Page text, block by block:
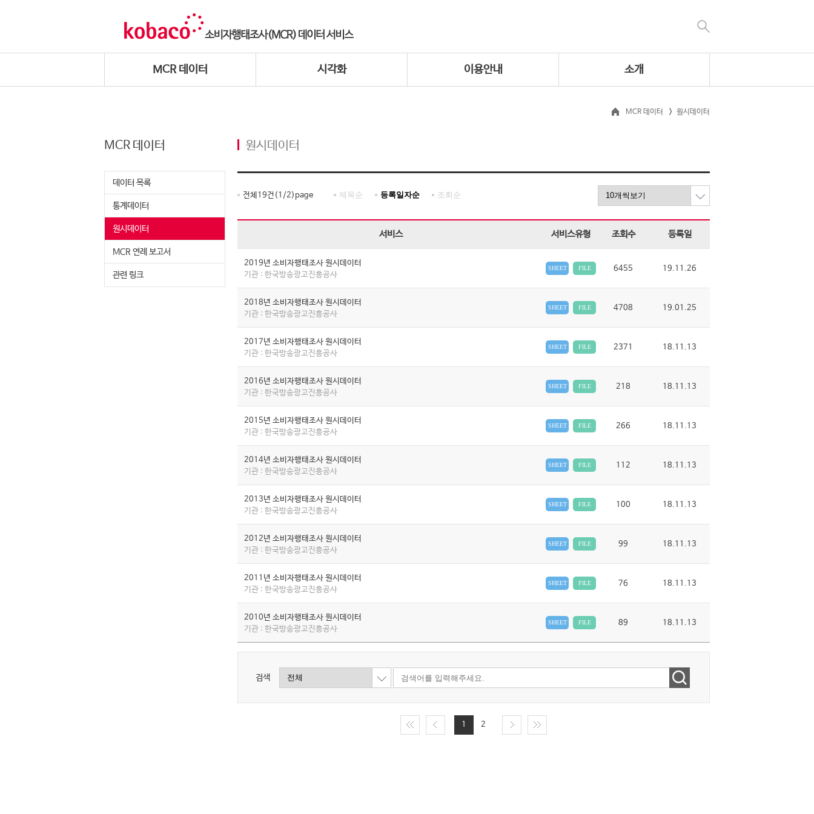
MCR 데이터 시각화 이용안내 소개
MCR 데이터 원시데이터
MCR 데이터
데이터 목록
통계데이터
원시데이터
MCR 연례 보고서
관련 링크
원시데이터
전체 19건(1 /2)page 제목순 등록일자순 조회순
서비스 서비스유형 조회수 등록일
2019년 소비자행태조사 원시데이터
기관 : 한국방송광고진흥공사
SHEET FILE 6455 19.11.26
2018년 소비자행태조사 원시데이터
기관 : 한국방송광고진흥공사
SHEET FILE 4708 19.01.25
2017년 소비자행태조사 원시데이터
기관 : 한국방송광고진흥공사
SHEET FILE 2371 18.11.13
2016년 소비자행태조사 원시데이터
기관 : 한국방송광고진흥공사
SHEET FILE 218 18.11.13
2015년 소비자행태조사 원시데이터
기관 : 한국방송광고진흥공사
SHEET FILE 266 18.11.13
2014년 소비자행태조사 원시데이터
기관 : 한국방송광고진흥공사
SHEET FILE 112 18.11.13
2013년 소비자행태조사 원시데이터
기관 : 한국방송광고진흥공사
SHEET FILE 100 18.11.13
2012년 소비자행태조사 원시데이터
기관 : 한국방송광고진흥공사
SHEET FILE 99 18.11.13
2011년 소비자행태조사 원시데이터
기관 : 한국방송광고진흥공사
SHEET FILE 76 18.11.13
2010년 소비자행태조사 원시데이터
기관 : 한국방송광고진흥공사
SHEET FILE 89 18.11.13
검색
1 2